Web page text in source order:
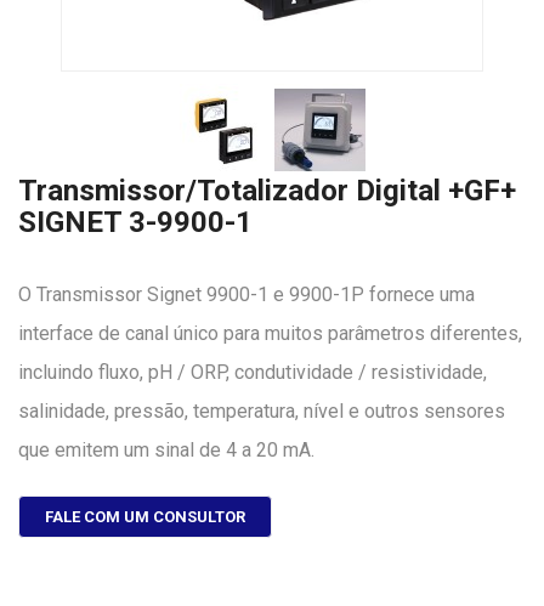
Transmissor/Totalizador Digital +GF+
SIGNET 3-9900-1
O Transmissor Signet 9900-1 e 9900-1P fornece uma
interface de canal único para muitos parâmetros diferentes,
incluindo fluxo, pH / ORP, condutividade / resistividade,
salinidade, pressão, temperatura, nível e outros sensores
que emitem um sinal de 4 a 20 mA.
FALE COM UM CONSULTOR